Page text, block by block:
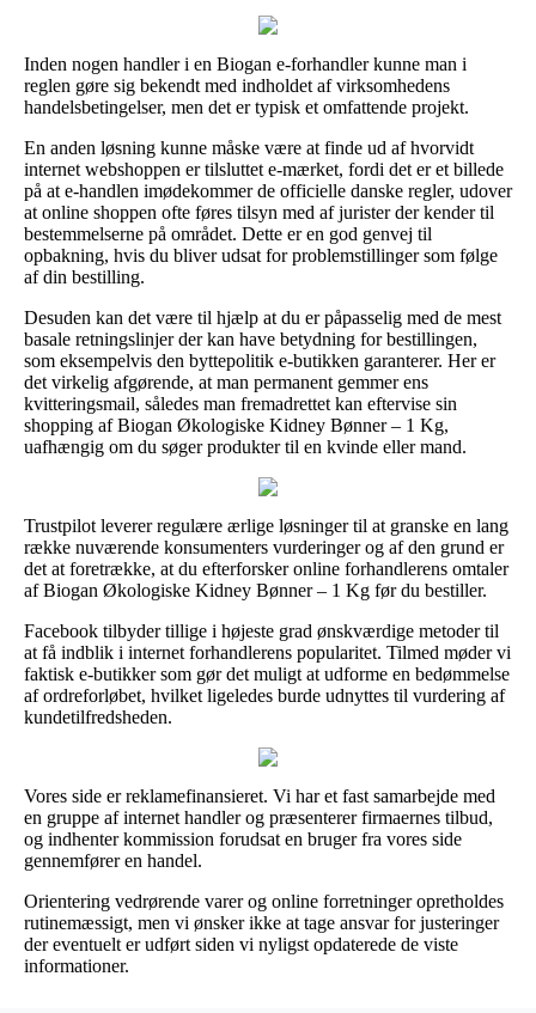
Inden nogen handler i en Biogan e-forhandler kunne man i
reglen gøre sig bekendt med indholdet af virksomhedens
handelsbetingelser, men det er typisk et omfattende projekt.
En anden løsning kunne måske være at finde ud af hvorvidt
internet webshoppen er tilsluttet e-mærket, fordi det er et billede
på at e-handlen imødekommer de officielle danske regler, udover
at online shoppen ofte føres tilsyn med af jurister der kender til
bestemmelserne på området. Dette er en god genvej til
opbakning, hvis du bliver udsat for problemstillinger som følge
af din bestilling.
Desuden kan det være til hjælp at du er påpasselig med de mest
basale retningslinjer der kan have betydning for bestillingen,
som eksempelvis den byttepolitik e-butikken garanterer. Her er
det virkelig afgørende, at man permanent gemmer ens
kvitteringsmail, således man fremadrettet kan eftervise sin
shopping af Biogan Økologiske Kidney Bønner – 1 Kg,
uafhængig om du søger produkter til en kvinde eller mand.
Trustpilot leverer regulære ærlige løsninger til at granske en lang
række nuværende konsumenters vurderinger og af den grund er
det at foretrække, at du efterforsker online forhandlerens omtaler
af Biogan Økologiske Kidney Bønner – 1 Kg før du bestiller.
Facebook tilbyder tillige i højeste grad ønskværdige metoder til
at få indblik i internet forhandlerens popularitet. Tilmed møder vi
faktisk e-butikker som gør det muligt at udforme en bedømmelse
af ordreforløbet, hvilket ligeledes burde udnyttes til vurdering af
kundetilfredsheden.
Vores side er reklamefinansieret. Vi har et fast samarbejde med
en gruppe af internet handler og præsenterer firmaernes tilbud,
og indhenter kommission forudsat en bruger fra vores side
gennemfører en handel.
Orientering vedrørende varer og online forretninger opretholdes
rutinemæssigt, men vi ønsker ikke at tage ansvar for justeringer
der eventuelt er udført siden vi nyligst opdaterede de viste
informationer.